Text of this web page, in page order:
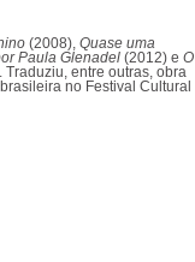
(2008),Quase uma
Paula Glenadel (2012) eO
Traduziu, entre outras, obra
no Festival Cultural